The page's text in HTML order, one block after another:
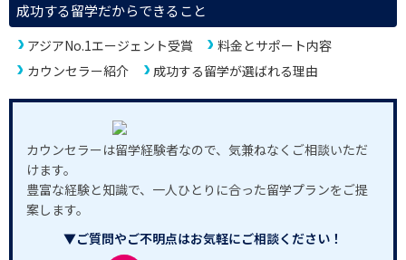
成功する留学だからできること
アジアNo.1エージェント受賞
料金とサポート内容
カウンセラー紹介
成功する留学が選ばれる理由
カウンセラーは留学経験者なので、気兼ねなくご相談いただ
けます。
豊富な経験と知識で、一人ひとりに合った留学プランをご提
案します。
▼ご質問やご不明点はお気軽にご相談ください！